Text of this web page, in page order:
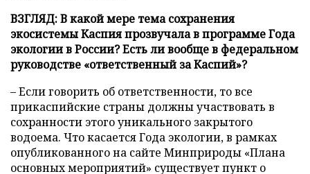
ВЗГЛЯД: В какой мере тема сохранения
экосистемы Каспия прозвучала в программе Года
экологии в России? Есть ли вообще в федеральном
руководстве «ответственный за Каспий»?
– Если говорить об ответственности, то все
прикаспийские страны должны участвовать в
сохранности этого уникального закрытого
водоема. Что касается Года экологии, в рамках
опубликованного на сайте Минприроды «Плана
основных мероприятий» существует пункт о